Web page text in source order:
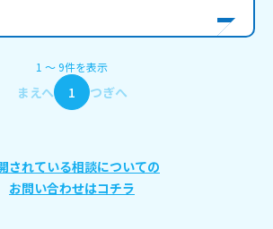
1 〜9件を表示
まえへ 1 つぎへ
されている相談についての
お問い合わせはコチラ